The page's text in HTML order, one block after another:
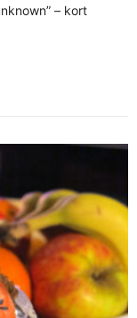
– kort